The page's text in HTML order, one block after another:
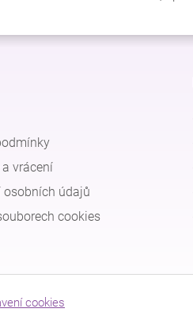
vrácení
osobních údajů
cookies
cookies